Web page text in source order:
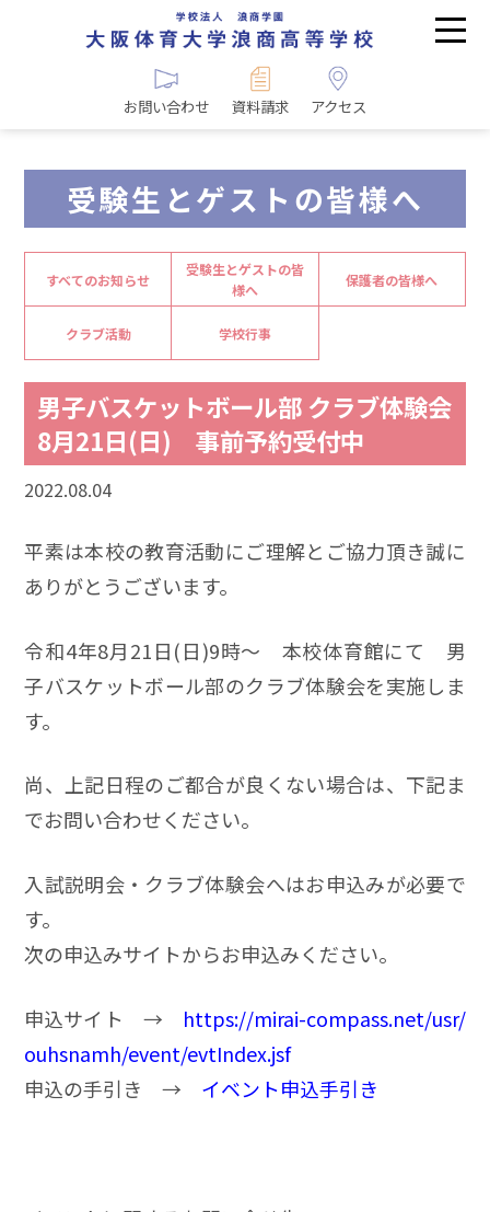
お問い合わせ 資料請求 アクセス
受験生とゲストの皆様へ
すべてのお知らせ
受験生とゲストの皆
様へ
保護者の皆様へ
クラブ活動 学校行事
男子バスケットボール部 クラブ体験会
8月21日(日) 事前予約受付中
2022.08.04
平素は本校の教育活動にご理解とご協力頂き誠に
ありがとうございます。
令和4年8月21日(日)9時～ 本校体育館にて 男
子バスケットボール部のクラブ体験会を実施しま
す。
尚、上記日程のご都合が良くない場合は、下記ま
でお問い合わせください。
入試説明会・クラブ体験会へはお申込みが必要で
す。
次の申込みサイトからお申込みください。
申込サイト → https://mirai-compass.net/usr/
ouhsnamh/event/evtIndex.jsf
申込の手引き → イベント申込手引き